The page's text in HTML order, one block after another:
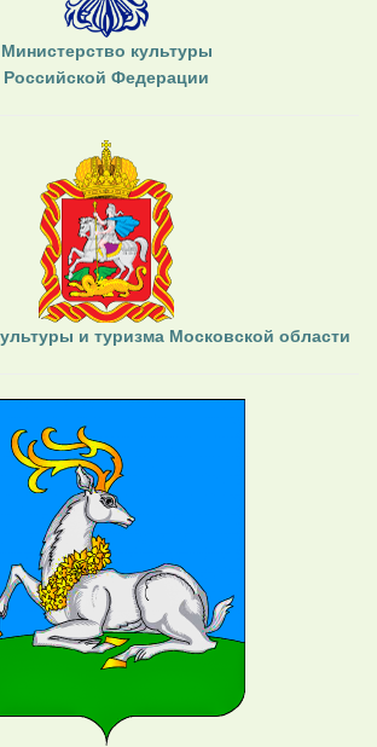
Министерство культуры
Российской Федерации
и туризма Московской области